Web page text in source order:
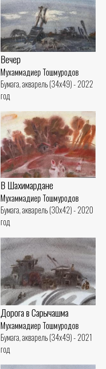
Вечер
Мухаммадиер Тошмуродов
Бумага, акварель (34x49) - 2022
год
В Шахимардане
Мухаммадиер Тошмуродов
Бумага, акварель (30x42) - 2020
год
Дорога в Сарычашма
Мухаммадиер Тошмуродов
Бумага, акварель (34x49) - 2021
год